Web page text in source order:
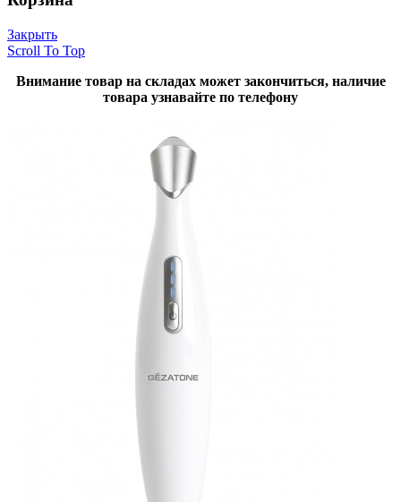
Закрыть
Scroll To Top
Внимание товар на складах может закончиться, наличие
товара узнавайте по телефону